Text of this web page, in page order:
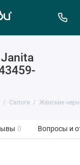
Сапоги Женские
0 Вопросы и